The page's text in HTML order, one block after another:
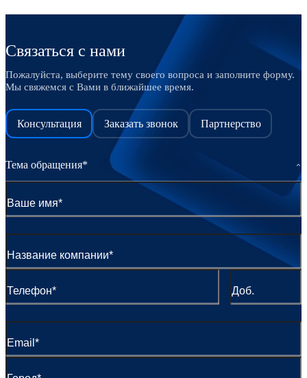
Связаться с нами
Пожалуйста, выберите тему своего вопроса и заполните форму.
Мы свяжемся с Вами в ближайшее время.
Консультация Заказать звонок Партнерство
Тема обращения*